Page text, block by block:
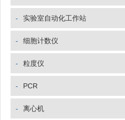
- 实验室自动化工作站
- 细胞计数仪
- 粒度仪
- PCR
- 离心机